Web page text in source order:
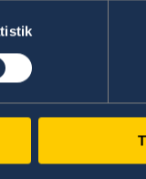
till att